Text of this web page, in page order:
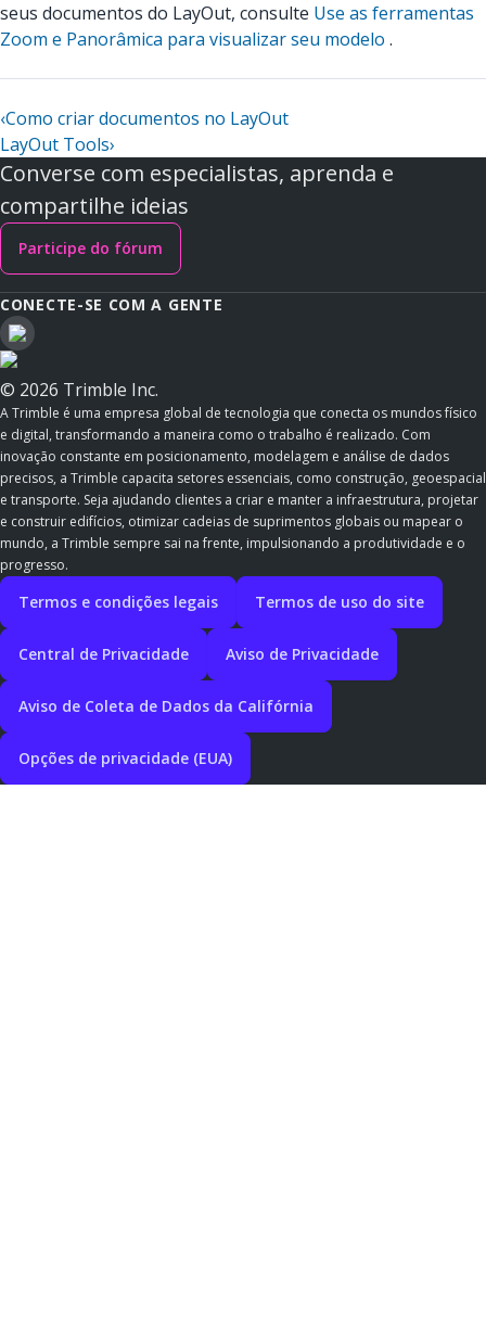
seus documentos do LayOut, consulte Use as ferramentas
Zoom e Panorâmica para visualizar seu modelo .
‹Como criar documentos no LayOut
LayOut Tools›
Converse com especialistas, aprenda e
compartilhe ideias
Participe do fórum
CONECTE-SE COM A GENTE
© 2026 Trimble Inc.
A Trimble é uma empresa global de tecnologia que conecta os mundos físico
e digital, transformando a maneira como o trabalho é realizado. Com
inovação constante em posicionamento, modelagem e análise de dados
precisos, a Trimble capacita setores essenciais, como construção, geoespacial
e transporte. Seja ajudando clientes a criar e manter a infraestrutura, projetar
e construir edifícios, otimizar cadeias de suprimentos globais ou mapear o
mundo, a Trimble sempre sai na frente, impulsionando a produtividade e o
progresso.
Termos e condições legais Termos de uso do site
Central de Privacidade Aviso de Privacidade
Aviso de Coleta de Dados da Califórnia
Opções de privacidade (EUA)